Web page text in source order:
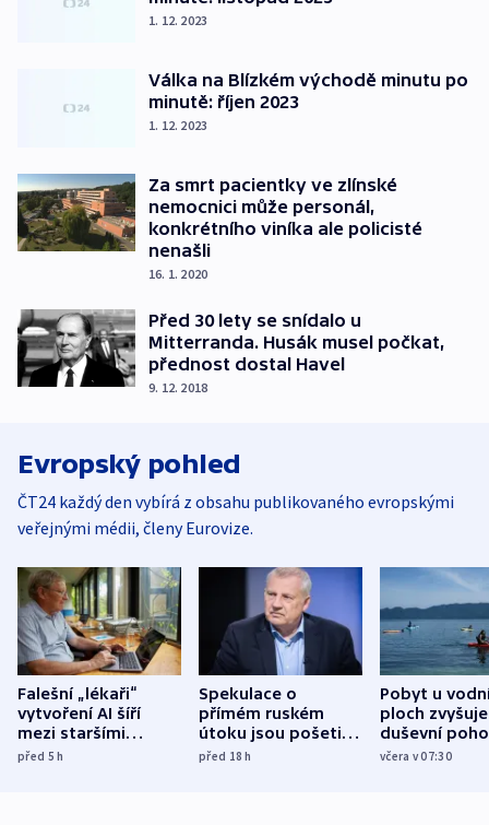
1. 12. 2023
Válka na Blízkém východě minutu po
minutě: říjen 2023
1. 12. 2023
Za smrt pacientky ve zlínské
nemocnici může personál,
konkrétního viníka ale policisté
nenašli
16. 1. 2020
Před 30 lety se snídalo u
Mitterranda. Husák musel počkat,
přednost dostal Havel
9. 12. 2018
Evropský pohled
ČT24 každý den vybírá z obsahu publikovaného evropskými
veřejnými médii, členy Eurovize.
Falešní „lékaři“
vytvoření AI šíří
mezi staršími
Poláky nebezpečné
před 5h
Spekulace o
přímém ruském
útoku jsou pošetilé,
míní estonský
před 18h
Pobyt u
ploch zvyšuje
duševní
ukázala
včera v 07:30